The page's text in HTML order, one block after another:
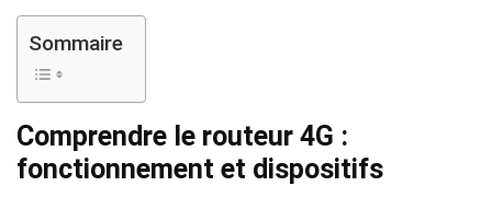
Sommaire
Comprendre le routeur 4G :
fonctionnement et dispositifs